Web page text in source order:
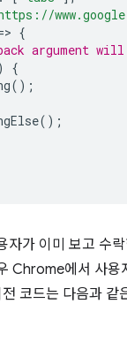
> {
argument
{
();
();
자가 이미 보고 수
Chrome에서 사용
코드는 다음과 같